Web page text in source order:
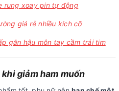
rung xoay pin tự động
giá rẻ nhiều kích cỡ
gắn hậu môn tay cầm trái tim
giảm ham muốn